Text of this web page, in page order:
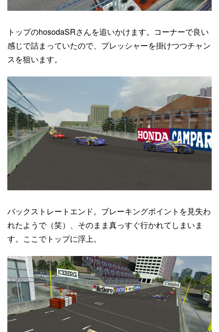
トップのhosodaSRさんを追いかけます。コーナーで良い
感じで詰まっていたので、プレッシャーを掛けつつチャン
スを狙います。
バックストレートエンド。ブレーキングポイントを見失わ
れたようで（笑）、そのまま真っすぐ行かれてしまいま
す。ここでトップに浮上。